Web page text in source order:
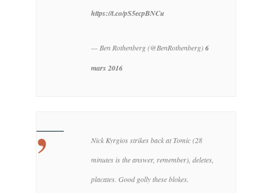
https://t.co/pS5ecpBNCu
— Ben Rothenberg (@BenRothenberg)6
mars 2016
Nick Kyrgios strikes back at Tomic (28
minutes is the answer, remember), deletes,
placates. Good golly these blokes.